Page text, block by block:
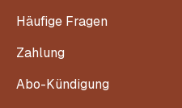
Häufige Fragen
Zahlung
Abo-Kündigung